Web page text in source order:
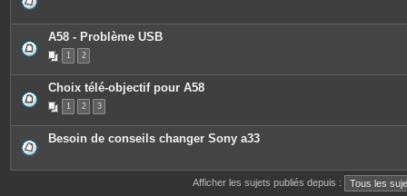
A58 - Problème USB
1 2
Choix télé-objectif pour A58
1 2 3
Besoin de conseils changer Sony a33
Afficher les sujets publiés depuis :